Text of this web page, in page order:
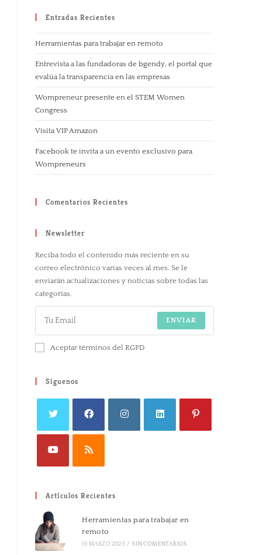
Entradas Recientes
Herramientas para trabajar en remoto
Entrevista a las fundadoras de bgendy, el portal que
evalúa la transparencia en las empresas
Wompreneur presente en el STEM Women
Congress
Visita VIP Amazon
Facebook te invita a un evento exclusivo para
Wompreneurs
Comentarios Recientes
Newsletter
Reciba todo el contenido más reciente en su
correo electrónico varias veces al mes. Se le
enviarán actualizaciones y noticias sobre todas las
categorías.
ENVIAR
Aceptar términos del RGPD
Síguenos
Artículos Recientes
Herramientas para trabajar en
remoto
16 MARZO 2020 / SIN COMENTARIOS